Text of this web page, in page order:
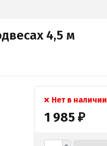
4,5 м
Нет в наличии
1 985 ₽